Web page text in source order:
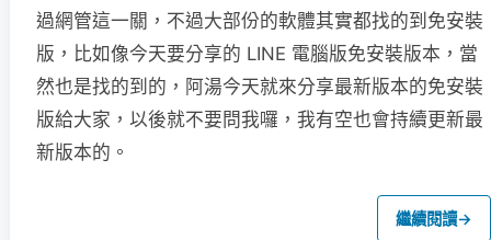
過網管這一關，不過大部份的軟體其實都找的到免安裝
版，比如像今天要分享的 LINE 電腦版免安裝版本，當
然也是找的到的，阿湯今天就來分享最新版本的免安裝
版給大家，以後就不要問我囉，我有空也會持續更新最
新版本的。
繼續閱讀→